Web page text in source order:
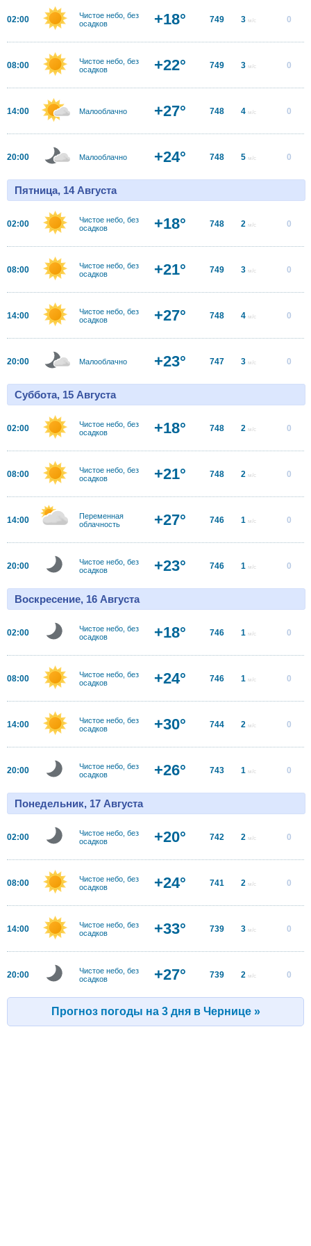
02:00
Чистое небо, без
осадков
+18° 749 3 м/с 0
08:00
Чистое небо, без
осадков
+22° 749 3 м/с 0
14:00 Малооблачно +27° 748 4 м/с 0
20:00 Малооблачно +24° 748 5 м/с 0
Пятница, 14 Августа
02:00
Чистое небо, без
осадков
+18° 748 2 м/с 0
08:00
Чистое небо, без
осадков
+21° 749 3 м/с 0
14:00
Чистое небо, без
осадков
+27° 748 4 м/с 0
20:00 Малооблачно +23° 747 3 м/с 0
Суббота, 15 Августа
02:00
Чистое небо, без
осадков
+18° 748 2 м/с 0
08:00
Чистое небо, без
осадков
+21° 748 2 м/с 0
14:00
Переменная
облачность
+27° 746 1 м/с 0
20:00
Чистое небо, без
осадков
+23° 746 1 м/с 0
Воскресение, 16 Августа
02:00
Чистое небо, без
осадков
+18° 746 1 м/с 0
08:00
Чистое небо, без
осадков
+24° 746 1 м/с 0
14:00
Чистое небо, без
осадков
+30° 744 2 м/с 0
20:00
Чистое небо, без
осадков
+26° 743 1 м/с 0
Понедельник, 17 Августа
02:00
Чистое небо, без
осадков
+20° 742 2 м/с 0
08:00
Чистое небо, без
осадков
+24° 741 2 м/с 0
14:00
Чистое небо, без
осадков
+33° 739 3 м/с 0
20:00
Чистое небо, без
осадков
+27° 739 2 м/с 0
Прогноз погоды на 3 дня в Чернице »